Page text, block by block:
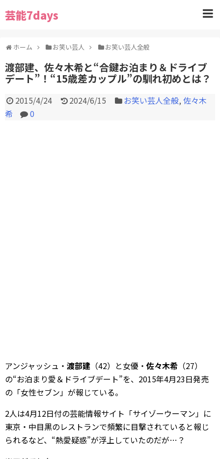
芸能7days
ホーム お笑い芸人 お笑い芸人全般
渡部建、佐々木希と“合鍵お泊まり＆ドライブ
デート”！“15歳差カップル”の馴れ初めとは？
2015/4/24 2024/6/15 お笑い芸人全般,佐々木
希
0
アンジャッシュ・ 渡部建 （42）と女優・ 佐々木希 （27）
の“お泊まり愛＆ドライブデート”を、2015年4月23日発売
の「女性セブン」が報じている。
2人は4月12日付の芸能情報サイト「サイゾーウーマン」に
東京・中目黒のレストランで頻繁に目撃されていると報じ
られるなど、“熱愛疑惑”が浮上していたのだが…？